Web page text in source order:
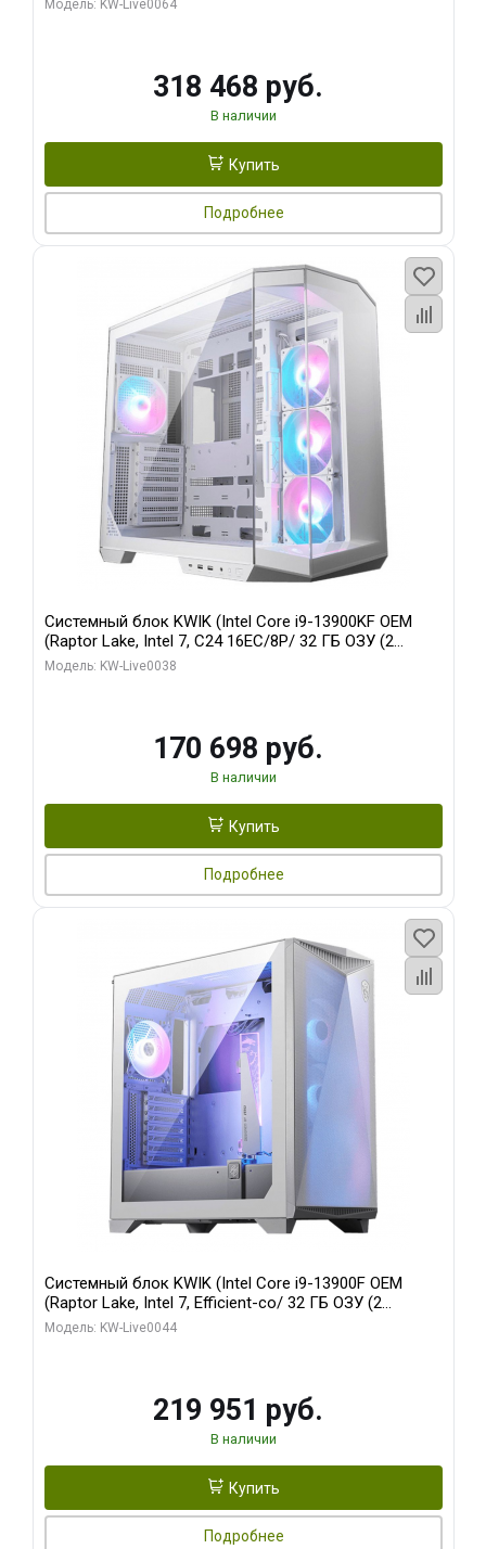
Модель: KW-Live0064
318 468 руб.
В наличии
Купить
Подробнее
Системный блок KWIK (Intel Core i9-13900KF OEM
(Raptor Lake, Intel 7, C24 16EC/8P/ 32 ГБ ОЗУ (2
модуля)/ Gigabyte RX9070XT GAMING OC 16GB GDDR6
Модель: KW-Live0038
170 698 руб.
В наличии
Купить
Подробнее
Системный блок KWIK (Intel Core i9-13900F OEM
(Raptor Lake, Intel 7, Efficient-co/ 32 ГБ ОЗУ (2
модуля)/ Gigabyte RTX5070Ti AERO OC 16GB GDDR7
Модель: KW-Live0044
219 951 руб.
В наличии
Купить
Подробнее